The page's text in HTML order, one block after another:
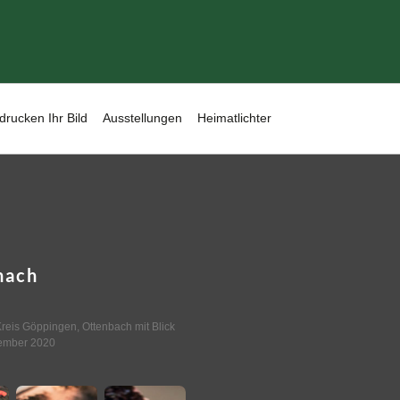
Ihr Bild Ausstellungen Heimatlichter
Göppingen, Ottenbach mit Blick
2020